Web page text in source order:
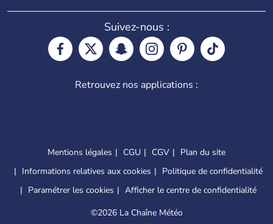
Suivez-nous :
Retrouvez nos applications :
Mentions légales CGU CGV
Plan du site
Informations relatives aux cookies
Politique de confidentialité
Paramétrer les cookies
Afficher le centre de confidentialité
©2026 La Chaîne Météo